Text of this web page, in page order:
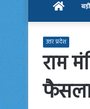
Home
उत्तर प्रदेश
राम